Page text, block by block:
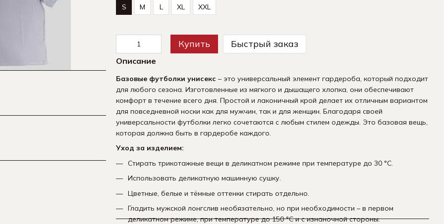
S M L XL XXL
Купить Быстрый заказ
Описание
Базовые футболки унисекс – это универсальный элемент гардероба, который подходит
для любого сезона. Изготовленные из мягкого и дышащего хлопка, они обеспечивают
комфорт в течение всего дня. Простой и лаконичный крой делает их отличным вариантом
для повседневной носки как для мужчин, так и для женщин. Благодаря своей
универсальности футболки легко сочетаются с любым стилем одежды. Это базовая вещь,
которая должна быть в гардеробе каждого.
Уход за изделием:
Стирать трикотажные вещи в деликатном режиме при температуре до 30 °C.
Использовать деликатную машинную сушку.
Цветные, белые и тёмные оттенки стирать отдельно.
Гладить мужской лонгслив необязательно, но при необходимости – в первом
деликатном режиме, при температуре до 150 °C и с изнаночной стороны.